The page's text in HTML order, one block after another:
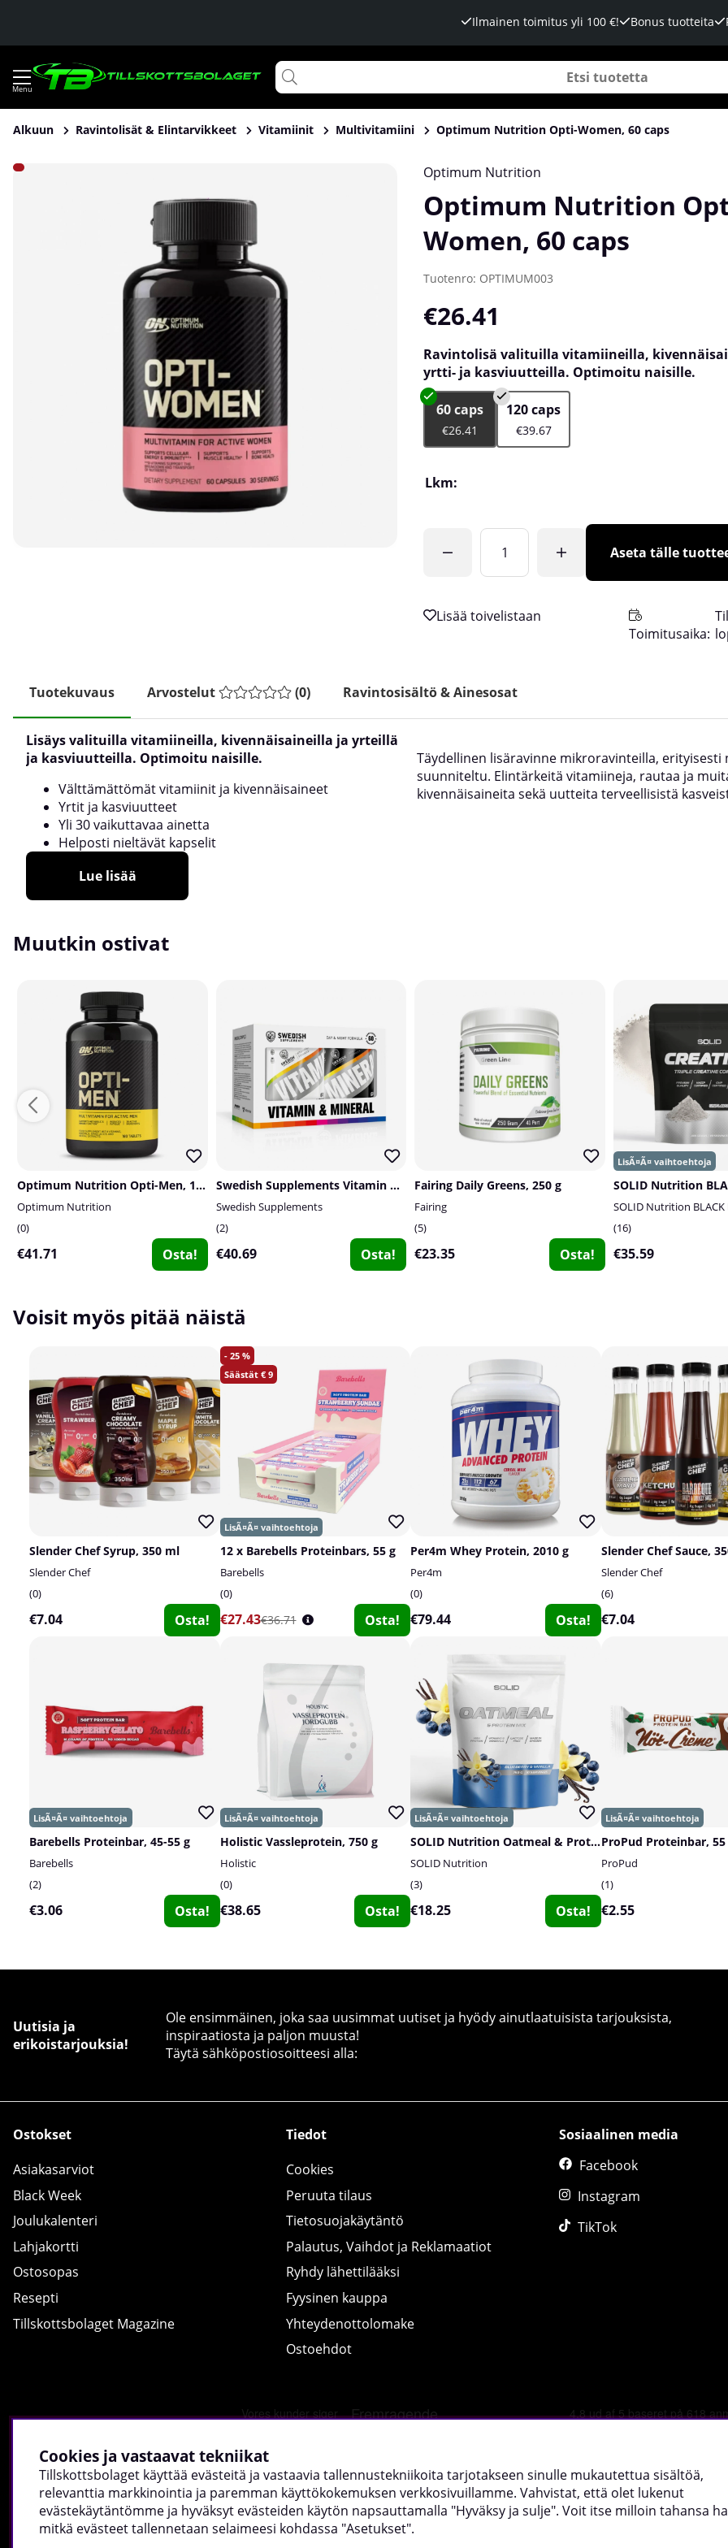
Ilmainen toimitus yli 100 €! Bonus tuotteita
Alkuun Ravintolisät & Elintarvikkeet Vitamiinit Multivitamiini Optimum Nutrition Opti-Women, 60 caps
Tuotekuvat Optimum Nutrition Opti-Women, 60 caps Optimum Nutrition
Optimum Nutrition
Women, 60 caps
Tuotenro: OPTIMUM003
€26.41
Ravintolisä valituilla vitamiineilla,
yrtti- ja kasviuutteilla. Optimoitu naisille.
60 caps
€26.41
120 caps
€39.67
Lkm:
Aseta tälle
Toimitusaika:
Tuotekuvaus Arvostelut (0) Ravintosisältö & Ainesosat
Lisäys valituilla vitamiineilla, kivennäisaineilla ja yrteillä
ja kasviuutteilla. Optimoitu naisille.
Välttämättömät vitamiinit ja kivennäisaineet
Yrtit ja kasviuutteet
Yli 30 vaikuttavaa ainetta
Helposti nieltävät kapselit
Täydellinen lisäravinne mikroravinteilla, erityisesti
suunniteltu. Elintärkeitä vitamiineja, rautaa ja
kivennäisaineita sekä uutteita terveellisistä
Lue lisää
Muutkin ostivat
Optimum Nutrition Opti-Men, 180 tabs
Optimum Nutrition
0
€41.71 Osta!
Swedish Supplements Vitamin & Mineral Complex
Swedish Supplements
2
€40.69 Osta!
Fairing Daily Greens, 250 g
Fairing
5
€23.35 Osta!
SOLID Nutrition BLACK
16
€35.59
Voisit myös pitää näistä
Slender Chef Syrup, 350 ml
Slender Chef
0
€7.04 Osta!
25
9
12 x Barebells Proteinbars, 55 g
Barebells
0
€27.43€36.71 Osta!
Per4m Whey Protein, 2010 g
Per4m
0
€79.44 Osta!
Slender Chef Sauce,
Slender Chef
6
€7.04
Barebells Proteinbar, 45-55 g
Barebells
2
€3.06 Osta!
Holistic Vassleprotein, 750 g
Holistic
0
€38.65 Osta!
SOLID Nutrition Oatmeal & Protein Mix, 750 g
SOLID Nutrition
3
€18.25 Osta!
ProPud Proteinbar, 55
ProPud
1
€2.55
Uutisia ja
erikoistarjouksia!
Ole ensimmäinen, joka saa uusimmat uutiset ja hyödy ainutlaatuisista tarjouksista,
inspiraatiosta ja paljon muusta!
Täytä sähköpostiosoitteesi alla:
Ostokset
Asiakasarviot
Black Week
Joulukalenteri
Lahjakortti
Ostosopas
Resepti
Tillskottsbolaget Magazine
Tiedot
Cookies
Peruuta tilaus
Tietosuojakäytäntö
Palautus, Vaihdot ja Reklamaatiot
Ryhdy lähettilääksi
Fyysinen kauppa
Yhteydenottolomake
Ostoehdot
Sosiaalinen media
Facebook
Instagram
TikTok
Cookies ja vastaavat tekniikat
Tillskottsbolaget käyttää evästeitä ja vastaavia tallennustekniikoita tarjotakseen sinulle mukautettua sisältöä,
relevanttia markkinointia ja paremman käyttökokemuksen verkkosivuillamme. Vahvistat, että olet lukenut
evästekäytäntömme ja hyväksyt evästeiden käytön napsauttamalla "Hyväksy ja sulje". Voit itse milloin tahansa
mitkä evästeet tallennetaan selaimeesi kohdassa "Asetukset".